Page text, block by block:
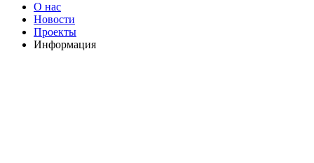
О нас
Новости
Проекты
Информация